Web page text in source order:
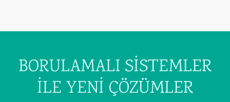
BORULAMALI SİSTEMLER
İLE YENİ ÇÖZÜMLER